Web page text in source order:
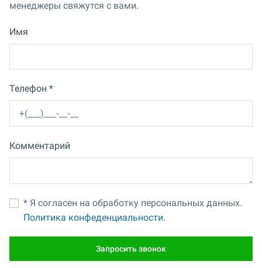
менеджеры свяжутся с вами.
Имя
Телефон *
Комментарий
* Я согласен на обработку персональных данных.
Политика конфеденциальности.
Запросить звонок